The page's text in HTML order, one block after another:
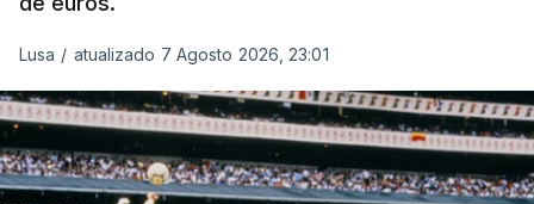
Lusa / atualizado 7 Agosto 2026, 23:01